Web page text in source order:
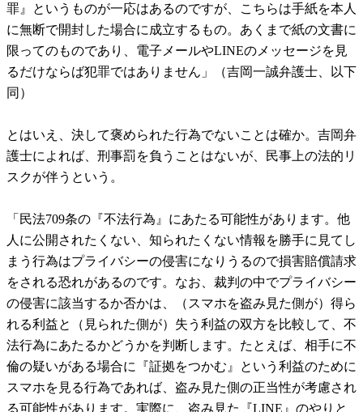
罪』というものが一応はあるのですが、こちらは手紙を本人
に無断で開封した場合に成立するもの。あくまで紙の文書に
限ってのものであり、電子メールやLINEのメッセージを見
るだけならば犯罪ではありません」（吉岡一誠弁護士、以下
同）
とはいえ、決して褒められた行為でないことは確か。吉岡弁
護士によれば、刑事罰を負うことはないが、民事上の法的リ
スクが伴うという。
「民法709条の『不法行為』にあたる可能性があります。他
人に公開されたくない、知られたくない情報を勝手に見てし
まう行為はプライバシーの侵害になりうるので損害賠償請求
をされる恐れがあるのです。なお、裁判の中でプライバシー
の侵害に該当するか否かは、（スマホを盗み見た側が）得ら
れる利益と（見られた側が）失う利益の双方を比較して、不
法行為にあたるかどうかを判断します。たとえば、相手に不
倫の疑いがある場合に『証拠をつかむ』という利益のために
スマホを見る行為であれば、盗み見た側の正当性が考慮され
る可能性があります。実際に、盗み見た『LINE』のやりと